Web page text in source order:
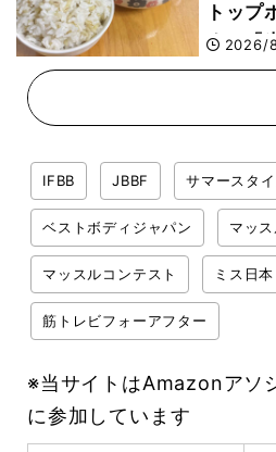
トップ
する「
回復メ
2026/
IFBB JBBF サマースタ
ベストボディジャパン マッ
マッスルコンテスト ミス日本
筋トレビフォーアフター
※当サイトはAmazonアソ
に参加しています